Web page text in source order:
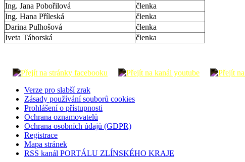
Ing. Jana Pobořilová
členka
Ing. Hana Příleská
členka
Darina Pulhošová
členka
Iveta Táborská
členka
Verze pro slabší zrak
Zásady používání souborů cookies
Prohlášení o přístupnosti
Ochrana oznamovatelů
Ochrana osobních údajů (GDPR)
Registrace
Mapa stránek
RSS kanál PORTÁLU ZLÍNSKÉHO KRAJE